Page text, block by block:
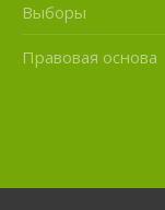
Выборы
Правовая основа